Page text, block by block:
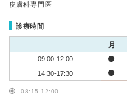
皮膚科専門医
診療時間
月
09:00-12:00
14:30-17:30
08:15-12:00